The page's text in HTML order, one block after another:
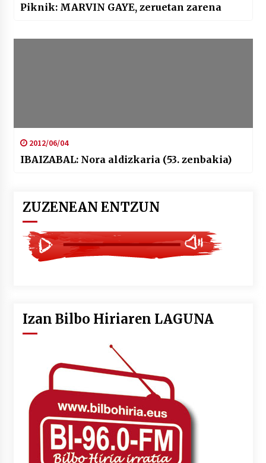
Piknik: MARVIN GAYE, zeruetan zarena
2012/06/04
IBAIZABAL: Nora aldizkaria (53. zenbakia)
ZUZENEAN ENTZUN
Izan Bilbo Hiriaren LAGUNA